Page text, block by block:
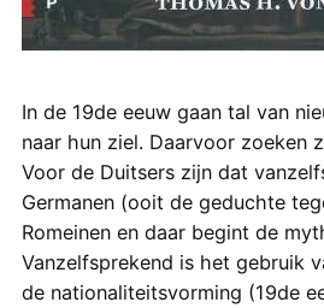
In de 19de eeuw gaan tal van
naar hun ziel. Daarvoor zoeken
Voor de Duitsers zijn dat
Germanen (ooit de geduchte
Romeinen en daar begint de
Vanzelfsprekend is het gebruik
de nationaliteitsvorming (19de